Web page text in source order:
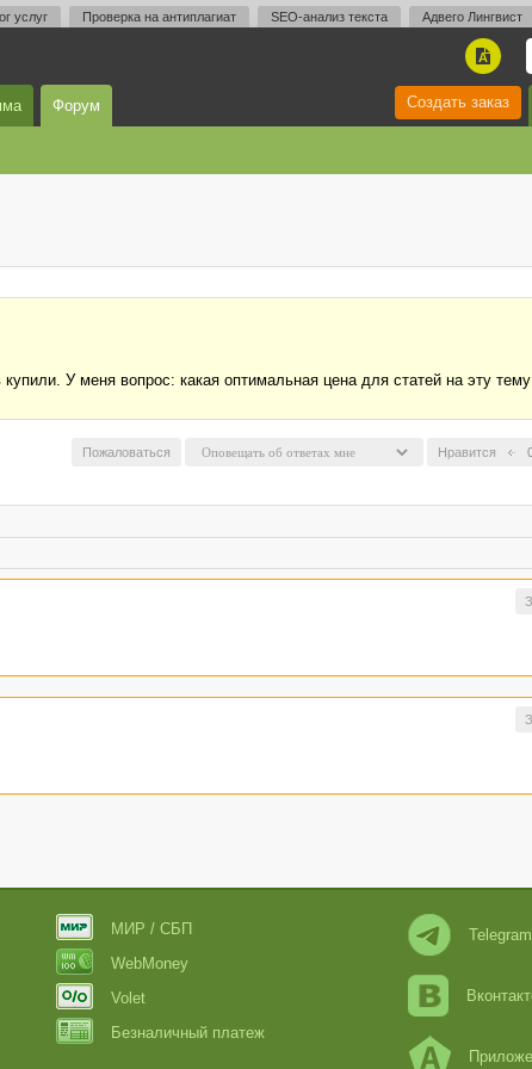
услуг Проверка на антиплагиат SEO-анализ текста Адвего Лингвист
A
Форум Создать заказ
У меня вопрос: какая оптимальная цена для статей на эту
Нравится
Пожаловаться
МИР / СБП
WebMoney
Volet
Безналичный платеж
Telegram